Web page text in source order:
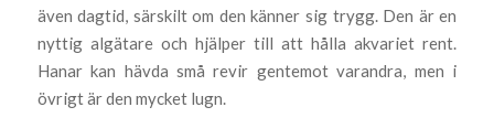
även dagtid, särskilt om den känner sig trygg. Den är en
nyttig algätare och hjälper till att hålla akvariet rent.
Hanar kan hävda små revir gentemot varandra, men i
övrigt är den mycket lugn.